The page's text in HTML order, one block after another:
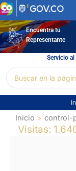
Ir
al
contenidoEncuentra tu
Representante
Servicio
por:
Inicio control-
Visitas: